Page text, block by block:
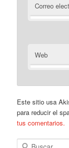
Correo
Web
Este sitio usa
para reducir el
tus comentarios.